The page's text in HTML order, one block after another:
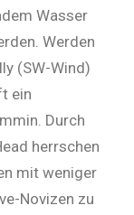
Wasser
Werden
(SW-Wind)
ein
Durch
herrschen
mit weniger
Novizen zu